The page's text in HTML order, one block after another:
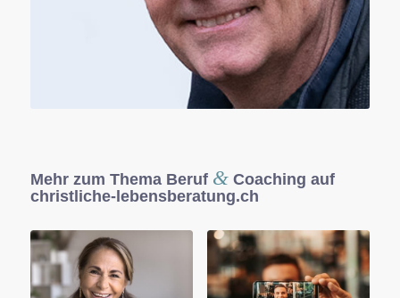
Mehr zum Thema Beruf &Coaching auf
christliche-lebensberatung.ch